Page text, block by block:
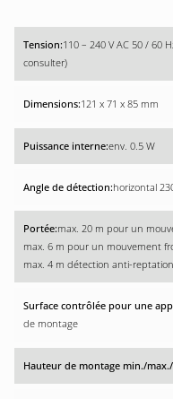
110 – 240 V AC 50 / 60
consulter)
121 x 71 x 85 mm
env. 0.5 W
horizontal
max. 20 m pour un
max. 6 m pour un mouvement
max. 4 m détection anti-reptation
de montage